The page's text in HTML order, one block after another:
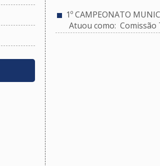
1º CAMPEONATO
Atuou como: Comissão